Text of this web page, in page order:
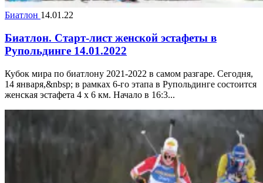
Биатлон 14.01.22
Биатлон. Старт-лист женской эстафеты в
Рупольдинге 14.01.2022
Кубок мира по биатлону 2021-2022 в самом разгаре. Сегодня,
14 января,&nbsp; в рамках 6-го этапа в Рупольдинге состоится
женская эстафета 4 x 6 км. Начало в 16:3...